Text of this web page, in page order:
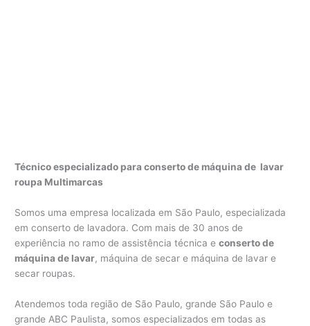
Técnico especializado para conserto de máquina de lavar
roupa Multimarcas
Somos uma empresa localizada em São Paulo, especializada
em conserto de lavadora. Com mais de 30 anos de
experiência no ramo de assistência técnica econserto de
máquina de lavar, máquina de secar e máquina de lavar e
secar roupas.
Atendemos toda região de São Paulo, grande São Paulo e
grande ABC Paulista, somos especializados em todas as